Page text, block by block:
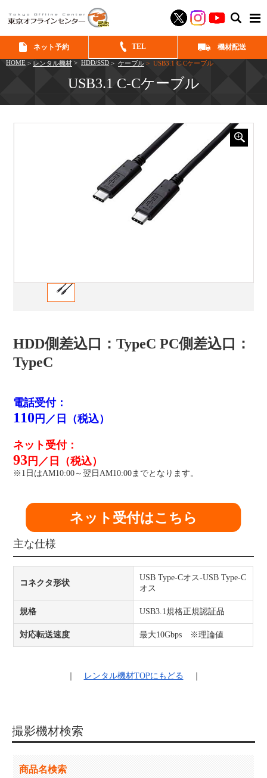
ネット予約 TEL 機材配送
HOME > レンタル機材 > HDD/SSD > ケーブル > USB3.1 C-Cケーブル
USB3.1 C-Cケーブル
HDD側差込口：TypeC PC側差込口：
TypeC
電話受付：
110 円／日（税込）
ネット受付：
93 円／日（税込）
※1日はAM10:00～翌日AM10:00までとなります。
ネット受付はこちら
主な仕様
コネクタ形状
USB Type-Cオス-USB Type-C
オス
規格 USB3.1規格正規認証品
対応転送速度 最大10Gbps ※理論値
レンタル機材TOPにもどる
撮影機材検索
商品名検索